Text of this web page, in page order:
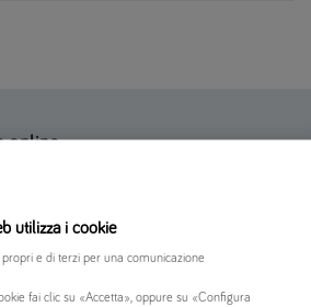
online
utilizza i cookie
e di terzi per una comunicazione
fai clic su «Accetta», oppure su «Configura